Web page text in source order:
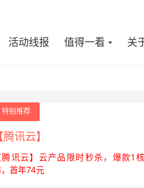
活动线报 值得一看 关
特别推荐
腾讯云】
腾讯云】云产品限时秒杀，爆款1
首年74元